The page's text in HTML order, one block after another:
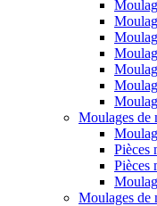
Moulages de
Pièces
Pièces
Moulages de